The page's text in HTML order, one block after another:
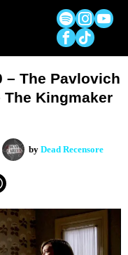
– The Pavlovich
The Kingmaker
by Dead Recensore